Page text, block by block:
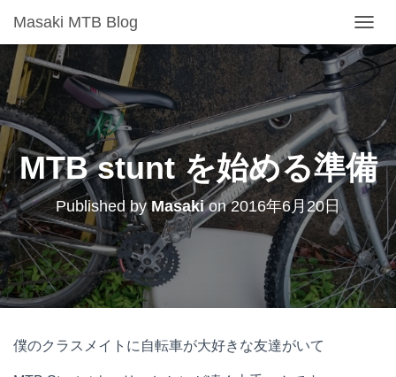
Masaki MTB Blog
O
G
G
N
A
V
I
G
A
T
I
O
N
MTB stunt を始める準備
Published byMasakion2016年6月20日
僕のクラスメイトに自転車が大好きな友達がいて